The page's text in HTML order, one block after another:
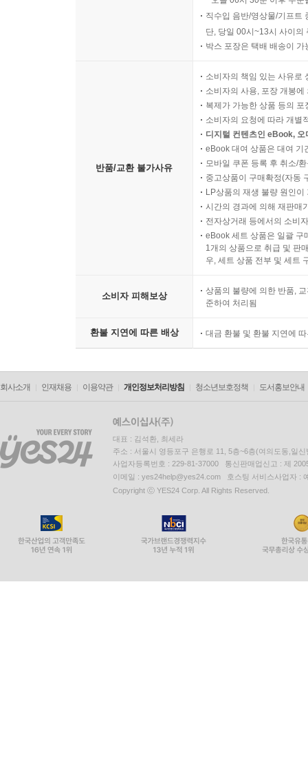
직수입 음반/영상물/기프트
단, 당일 00시~13시 사이의
박스 포장은 택배 배송이
반품/교환 불가사유
소비자의 책임 있는 사유로
소비자의 사용, 포장 개봉
복제가 가능한 상품 등의
소비자의 요청에 따라 개별
디지털 컨텐츠인 eBook,
eBook 대여 상품은 대여 기
모바일 쿠폰 등록 후 취소/
중고상품이 구매확정(자동
LP상품의 재생 불량 원인
시간의 경과에 의해 재판매
전자상거래 등에서의 소비
eBook 세트 상품은 일괄 구
1개의 상품으로 취급 및 판
우, 세트 상품 전부 및 세트
소비자 피해보상
상품의 불량에 의한 반품,
준하여 처리됨
환불 지연에 따른 배상 대금 환불 및 환불 지연에
회사소개 인재채용 이용약관 개인정보처리방침 청소년보호정책 도서홍보안내
대표 : 김석환, 최세라
주소 : 서울시 영등포구 은행로 11, 5층~6층(여의도동,일신
사업자등록번호 : 229-81-37000 통신판매업신고 : 제
이메일 : yes24help@yes24.com 호스팅 서비스사업자 :
Copyright ⓒ YES24 Corp. All Rights Reserved.